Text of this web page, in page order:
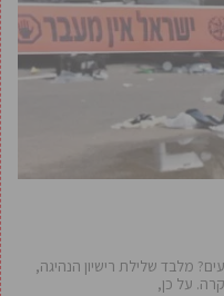
מלבד שלילת רישיון הנהיגה,
על כן,